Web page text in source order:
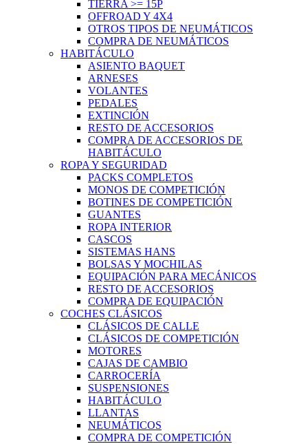
TIERRA >= 15P
OFFROAD Y 4X4
OTROS TIPOS DE NEUMÁTICOS
COMPRA DE NEUMÁTICOS
HABITÁCULO
ASIENTO BAQUET
ARNESES
VOLANTES
PEDALES
EXTINCIÓN
RESTO DE ACCESORIOS
COMPRA DE ACCESORIOS DE
HABITÁCULO
ROPA Y SEGURIDAD
PACKS COMPLETOS
MONOS DE COMPETICIÓN
BOTINES DE COMPETICIÓN
GUANTES
ROPA INTERIOR
CASCOS
SISTEMAS HANS
BOLSAS Y MOCHILAS
EQUIPACIÓN PARA MECÁNICOS
RESTO DE ACCESORIOS
COMPRA DE EQUIPACIÓN
COCHES CLÁSICOS
CLÁSICOS DE CALLE
CLÁSICOS DE COMPETICIÓN
MOTORES
CAJAS DE CAMBIO
CARROCERÍA
SUSPENSIONES
HABITÁCULO
LLANTAS
NEUMÁTICOS
COMPRA DE COMPETICIÓN